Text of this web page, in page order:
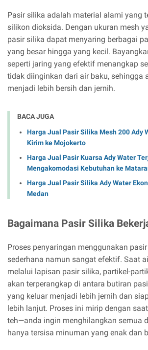
Pasir silika adalah material alami yang
silikon dioksida. Dengan ukuran mesh
pasir silika dapat menyaring berbagai
yang besar hingga yang kecil.
seperti jaring yang efektif menangkap
tidak diinginkan dari air baku, sehingga
menjadi lebih bersih dan jernih.
BACA JUGA
Harga Jual Pasir Silika Mesh 200 Ady
Kirim ke Mojokerto
Harga Jual Pasir Kuarsa Ady Water
Mengakomodasi Kebutuhan ke
Harga Jual Pasir Silika Ady Water
Medan
Bagaimana Pasir Silika
Proses penyaringan menggunakan
sederhana namun sangat efektif. Saat
melalui lapisan pasir silika, partikel-
akan terperangkap di antara butiran
yang keluar menjadi lebih jernih dan
lebih lanjut. Proses ini mirip dengan
teh—anda ingin menghilangkan semua
hanya tersisa minuman yang enak dan